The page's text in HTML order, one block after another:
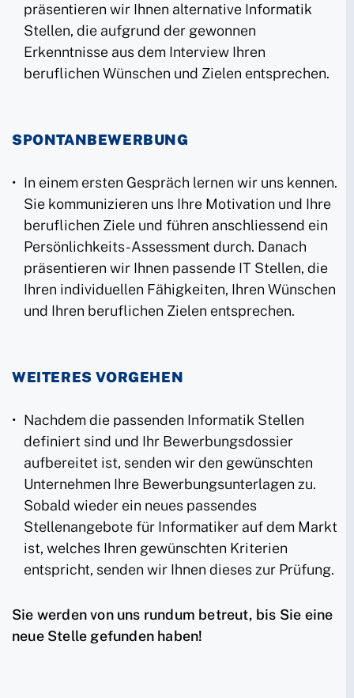
präsentieren wir Ihnen alternative Informatik
Stellen, die aufgrund der gewonnen
Erkenntnisse aus dem Interview Ihren
beruflichen Wünschen und Zielen entsprechen.
SPONTANBEWERBUNG
In einem ersten Gespräch lernen wir uns kennen.
Sie kommunizieren uns Ihre Motivation und Ihre
beruflichen Ziele und führen anschliessend ein
Persönlichkeits-Assessment durch. Danach
präsentieren wir Ihnen passende IT Stellen, die
Ihren individuellen Fähigkeiten, Ihren Wünschen
und Ihren beruflichen Zielen entsprechen.
WEITERES VORGEHEN
Nachdem die passenden Informatik Stellen
definiert sind und Ihr Bewerbungsdossier
aufbereitet ist, senden wir den gewünschten
Unternehmen Ihre Bewerbungsunterlagen zu.
Sobald wieder ein neues passendes
Stellenangebote für Informatiker auf dem Markt
ist, welches Ihren gewünschten Kriterien
entspricht, senden wir Ihnen dieses zur Prüfung.
Sie werden von uns rundum betreut, bis Sie eine
neue Stelle gefunden haben!